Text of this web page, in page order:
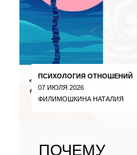
ПСИХОЛОГИЯ ОТНОШЕНИЙ
07 ИЮЛЯ 2026
ФИЛИМОШКИНА НАТАЛИЯ
ПОЧЕМУ